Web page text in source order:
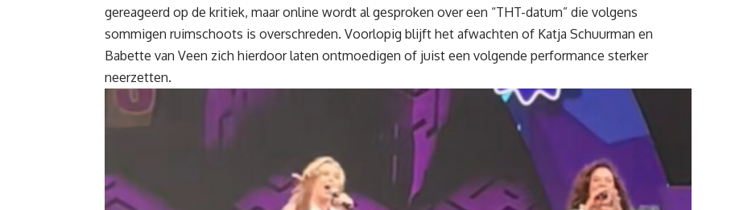
gereageerd op de kritiek, maar online wordt al gesproken over een “THT-datum” die volgens
sommigen ruimschoots is overschreden. Voorlopig blijft het afwachten of Katja Schuurman en
Babette van Veen zich hierdoor laten ontmoedigen of juist een volgende performance sterker
neerzetten.